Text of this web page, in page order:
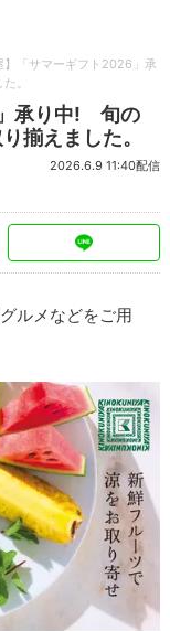
】「サマーギフト2026」承
。
承り中! 旬の
揃えました。
2026.6.9 11:40配信
ルメなどをご用